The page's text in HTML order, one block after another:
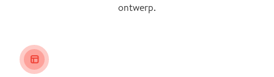
ontwerp.
layout_alt